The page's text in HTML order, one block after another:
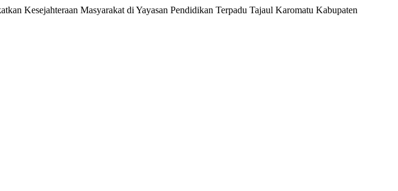
Kesejahteraan Masyarakat di Yayasan Pendidikan Terpadu Tajaul Karomatu Kabupaten